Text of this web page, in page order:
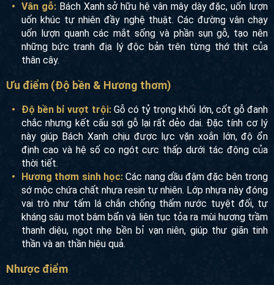
Vân gỗ:Bách Xanh sở hữu hệ vân mây dày đặc, uốn lượn
uốn khúc tự nhiên đầy nghệ thuật. Các đường vân chạy
uốn lượn quanh các mắt sống và phần sụn gỗ, tạo nên
những bức tranh địa lý độc bản trên từng thớ thịt của
thân cây.
Ưu điểm (Độ bền & Hương thơm)
Độ bền bỉ vượt trội:Gỗ có tỷ trọng khối lớn, cốt gỗ đanh
chắc nhưng kết cấu sợi gỗ lại rất dẻo dai. Đặc tính cơ lý
này giúp Bách Xanh chịu được lực vặn xoắn lớn, độ ổn
định cao và hệ số co ngót cực thấp dưới tác động của
thời tiết.
Hương thơm sinh học:Các nang dầu đậm đặc bên trong
sớ mộc chứa chất nhựa resin tự nhiên. Lớp nhựa này đóng
vai trò như tấm lá chắn chống thấm nước tuyệt đối, tự
kháng sâu mọt bám bẩn và liên tục tỏa ra mùi hương trầm
thanh diệu, ngọt nhẹ bền bỉ vạn niên, giúp thư giãn tinh
thần và an thần hiệu quả.
Nhược điểm